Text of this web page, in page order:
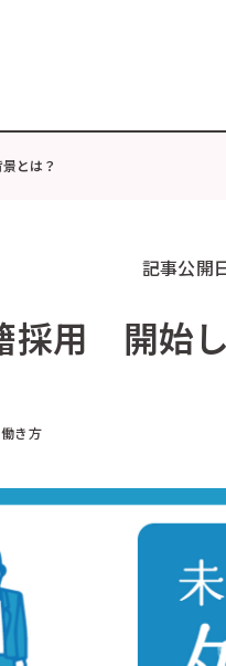
とは？
記事公開
採用 開始
働き方